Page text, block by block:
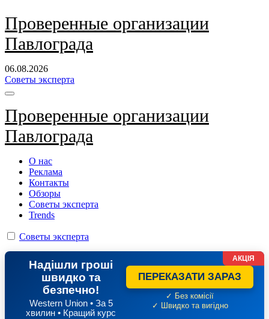
Перейти
к
содержанию
Проверенные организации
Павлограда
06.08.2026
Советы эксперта
Проверенные организации
Павлограда
О нас
Реклама
Контакты
Обзоры
Советы эксперта
Trends
Советы эксперта
Надішли гроші
швидко та
безпечно!
Western Union • За 5
хвилин • Кращий курс
ПЕРЕКАЗАТИ ЗАРАЗ
✓ Без комісії
✓ Швидко та вигідно
АКЦІЯ